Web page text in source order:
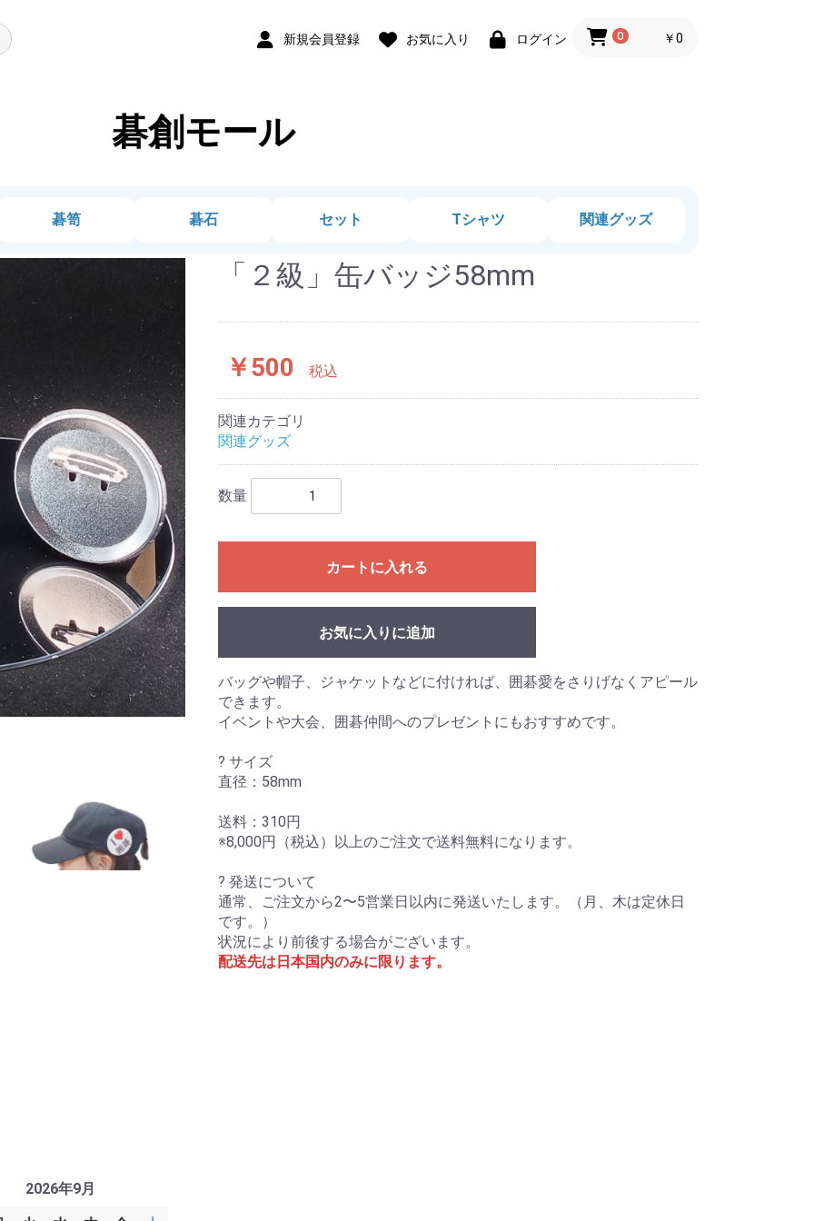
新規会員登録 お気に入り ログイン 0 ￥0
碁創モール
碁笥 碁石 セット Tシャツ 関連グッズ
「２級」缶バッジ58mm
￥500 税込
関連カテゴリ
関連グッズ
数量
カートに入れる
お気に入りに追加
バッグや帽子、ジャケットなどに付ければ、囲碁愛をさりげなくアピール
できます。
イベントや大会、囲碁仲間へのプレゼントにもおすすめです。
? サイズ
直径：58mm
送料：310円
※8,000円（税込）以上のご注文で送料無料になります。
? 発送について
通常、ご注文から2〜5営業日以内に発送いたします。（月、木は定休日
です。）
状況により前後する場合がございます。
配送先は日本国内のみに限ります。
2026年9月